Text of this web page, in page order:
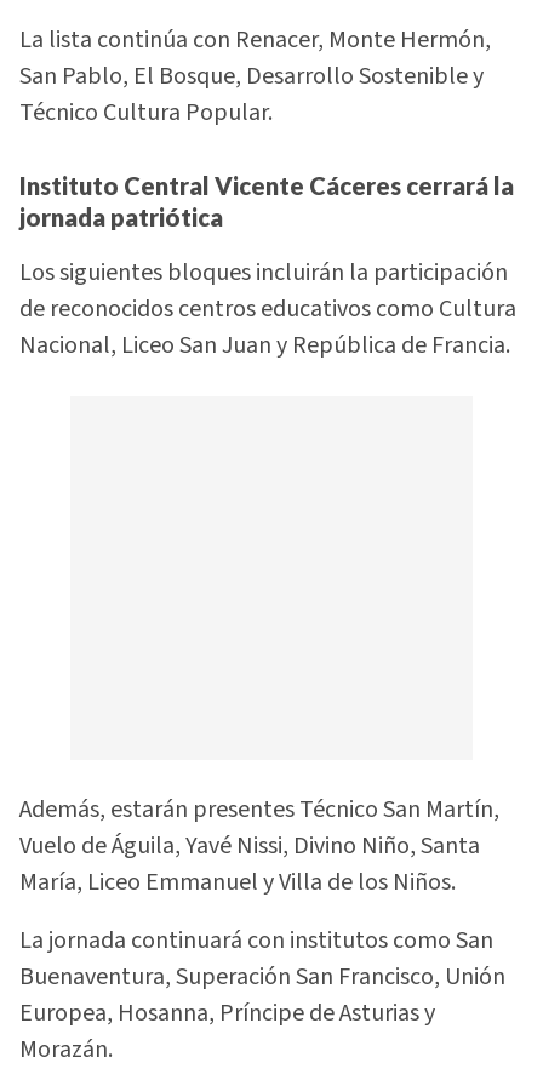
La lista continúa con Renacer, Monte Hermón,
San Pablo, El Bosque, Desarrollo Sostenible y
Técnico Cultura Popular.
Instituto Central Vicente Cáceres cerrará la
jornada patriótica
Los siguientes bloques incluirán la participación
de reconocidos centros educativos como Cultura
Nacional, Liceo San Juan y República de Francia.
Además, estarán presentes Técnico San Martín,
Vuelo de Águila, Yavé Nissi, Divino Niño, Santa
María, Liceo Emmanuel y Villa de los Niños.
La jornada continuará con institutos como San
Buenaventura, Superación San Francisco, Unión
Europea, Hosanna, Príncipe de Asturias y
Morazán.